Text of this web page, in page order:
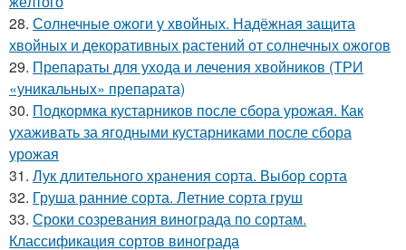
28. Солнечные ожоги у хвойных. Надёжная защита
хвойных и декоративных растений от солнечных ожогов
29. Препараты для ухода и лечения хвойников (ТРИ
«уникальных» препарата)
30. Подкормка кустарников после сбора урожая. Как
ухаживать за ягодными кустарниками после сбора
урожая
31. Лук длительного хранения сорта. Выбор сорта
32. Груша ранние сорта. Летние сорта груш
33. Сроки созревания винограда по сортам.
Классификация сортов винограда